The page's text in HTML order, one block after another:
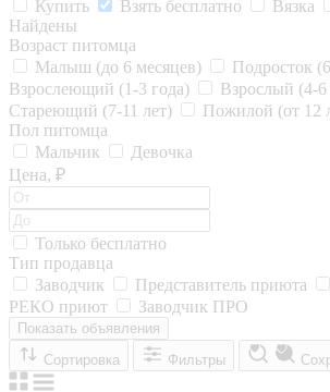
Купить
Взять бесплатно Вязка
Найдены
Возраст питомца
Малыш (до 6 месяцев)
Подросток
Взрослеющий (1-3 года)
Взрослый (4-6
Стареющий (7-11 лет)
Пожилой (от 12
Пол питомца
Мальчик
Девочка
Цена, ₽
Только бесплатно
Тип продавца
Заводчик
Представитель приюта
РЕКО приют
Заводчик ПРО
Показать объявления
Сортировка
Фильтры